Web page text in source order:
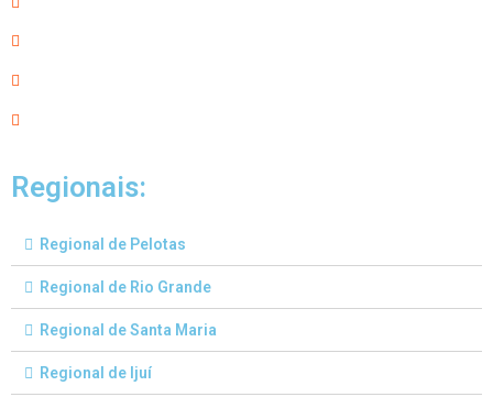
Regionais:
Regional de Pelotas
Regional de Rio Grande
Regional de Santa Maria
Regional de Ijuí